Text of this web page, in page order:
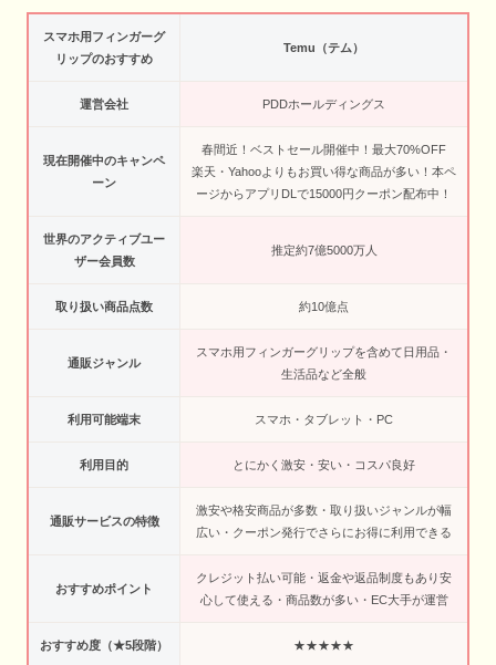
スマホ用フィンガーグ
リップのおすすめ
Temu（テム）
運営会社 PDDホールディングス
現在開催中のキャンペ
ーン
春間近！ベストセール開催中！最大70%OFF
楽天・Yahooよりもお買い得な商品が多い！本ペ
ージからアプリDLで15000円クーポン配布中！
世界のアクティブユー
ザー会員数
推定約7億5000万人
取り扱い商品点数 約10億点
通販ジャンル
スマホ用フィンガーグリップを含めて日用品・
生活品など全般
利用可能端末 スマホ・タブレット・PC
利用目的 とにかく激安・安い・コスパ良好
通販サービスの特徴
激安や格安商品が多数・取り扱いジャンルが幅
広い・クーポン発行でさらにお得に利用できる
おすすめポイント
クレジット払い可能・返金や返品制度もあり安
心して使える・商品数が多い・EC大手が運営
おすすめ度（★5段階） ★★★★★